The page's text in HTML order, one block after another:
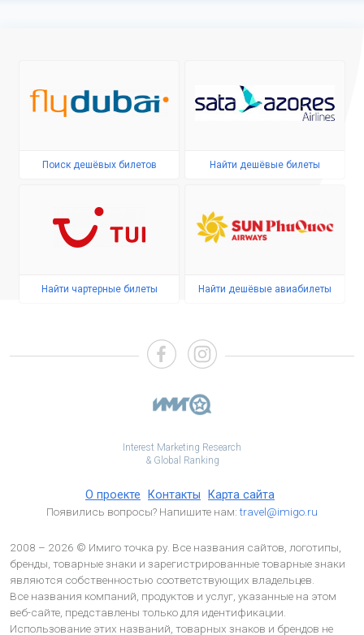
Поиск дешёвых билетов Найти дешёвые билеты
Найти чартерные билеты Найти дешёвые авиабилеты
Interest Marketing Research
& Global Ranking
О проекте Контакты Карта сайта
Появились вопросы? Напишите нам:travel@imigo.ru
2008 – 2026 © Имиго точка ру. Все названия сайтов, логотипы,
бренды, товарные знаки и зарегистрированные товарные знаки
являются собственностью соответствующих владельцев.
Все названия компаний, продуктов и услуг, указанные на этом
веб-сайте, представлены только для идентификации.
Использование этих названий, товарных знаков и брендов не